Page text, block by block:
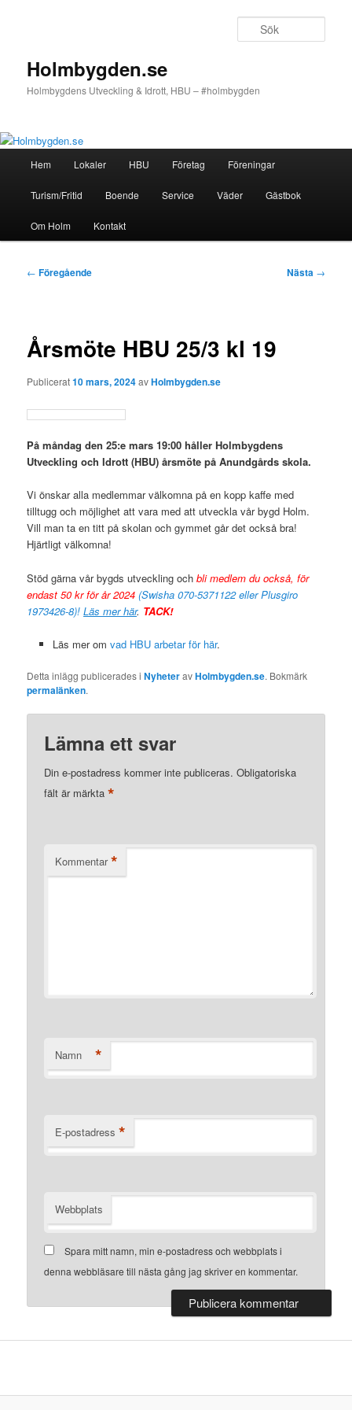
Holmbygden.se
Holmbygdens Utveckling & Idrott, HBU – #holmbygden
Hem Lokaler HBU Företag Föreningar
Turism/Fritid Boende Service Väder Gästbok
Om Holm Kontakt
Inläggsnavigering
← Föregående Nästa →
Årsmöte HBU 25/3 kl 19
Publicerat10 mars, 2024avHolmbygden.se
På måndag den 25:e mars 19:00 håller Holmbygdens
Utveckling och Idrott (HBU) årsmöte på Anundgårds skola.
Vi önskar alla medlemmar välkomna på en kopp kaffe med
tilltugg och möjlighet att vara med att utveckla vår bygd Holm.
Vill man ta en titt på skolan och gymmet går det också bra!
Hjärtligt välkomna!
Stöd gärna vår bygds utveckling ochbli medlem du också, för
endast 50 kr för år 2024 (Swisha 070-5371122 eller Plusgiro
1973426-8)!Läs mer här. TACK!
Läs mer om vad HBU arbetar för här.
Detta inlägg publicerades iNyheteravHolmbygden.se. Bokmärk
permalänken.
Lämna ett svar
Din e-postadress kommer inte publiceras. Obligatoriska
fält är märkta*
Kommentar *
Namn *
E-postadress *
Webbplats
Spara mitt namn, min e-postadress och webbplats i
denna webbläsare till nästa gång jag skriver en kommentar.